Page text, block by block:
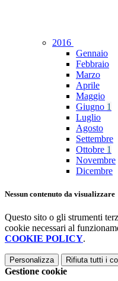
2016
Gennaio
Febbraio
Marzo
Aprile
Maggio
Giugno 1
Luglio
Agosto
Settembre
Ottobre 1
Novembre
Dicembre
Nessun contenuto da visualizzare
Questo sito o gli strumenti
cookie necessari al
COOKIE POLICY.
Personalizza Rifiuta tutti i
Gestione cookie